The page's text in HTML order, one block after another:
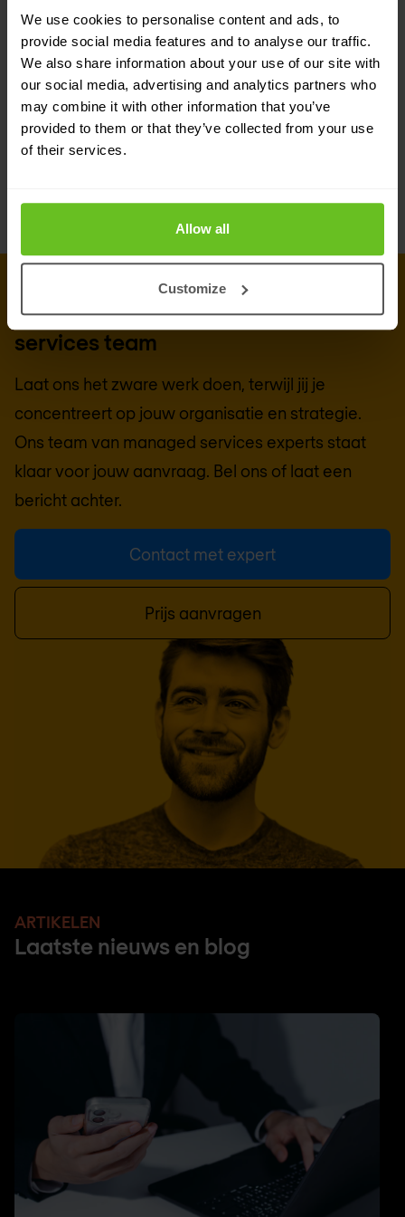
We use cookies to personalise content and ads, to
provide social media features and to analyse our traffic.
We also share information about your use of our site with
our social media, advertising and analytics partners who
may combine it with other information that you’ve
provided to them or that they’ve collected from your use
of their services.
Allow all
Customize
beschermen, de responstijden te verbeteren en
uw verdediging te versterken. Omarm Managed
XDR om uw cyberbeveiligingspositie te versterken
en uw bedrijf veerkrachtig te houden in het
gezicht van voortdurende dreigingen.
MANAGED SERVICES
Neem contact op met ons managed
services team
Laat ons het zware werk doen, terwijl jij je
concentreert op jouw organisatie en strategie.
Ons team van managed services experts staat
klaar voor jouw aanvraag. Bel ons of laat een
bericht achter.
Contact met expert
Prijs aanvragen
ARTIKELEN
Laatste nieuws en blog